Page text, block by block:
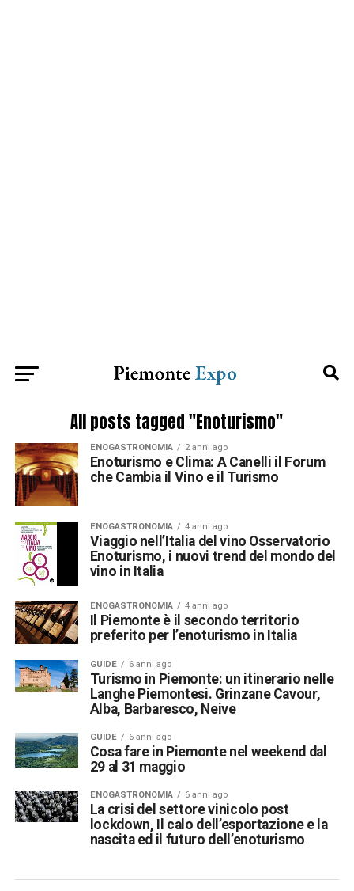
All posts tagged "Enoturismo"
ENOGASTRONOMIA 2 anni ago
Enoturismo e Clima: A Canelli il Forum
che Cambia il Vino e il Turismo
ENOGASTRONOMIA 4 anni ago
Viaggio nell’Italia del vino Osservatorio
Enoturismo, i nuovi trend del mondo del
vino in Italia
ENOGASTRONOMIA 4 anni ago
Il Piemonte è il secondo territorio
preferito per l’enoturismo in Italia
GUIDE 6 anni ago
Turismo in Piemonte: un itinerario nelle
Langhe Piemontesi. Grinzane Cavour,
Alba, Barbaresco, Neive
GUIDE 6 anni ago
Cosa fare in Piemonte nel weekend dal
29 al 31 maggio
ENOGASTRONOMIA 6 anni ago
La crisi del settore vinicolo post
lockdown, Il calo dell’esportazione e la
nascita ed il futuro dell’enoturismo